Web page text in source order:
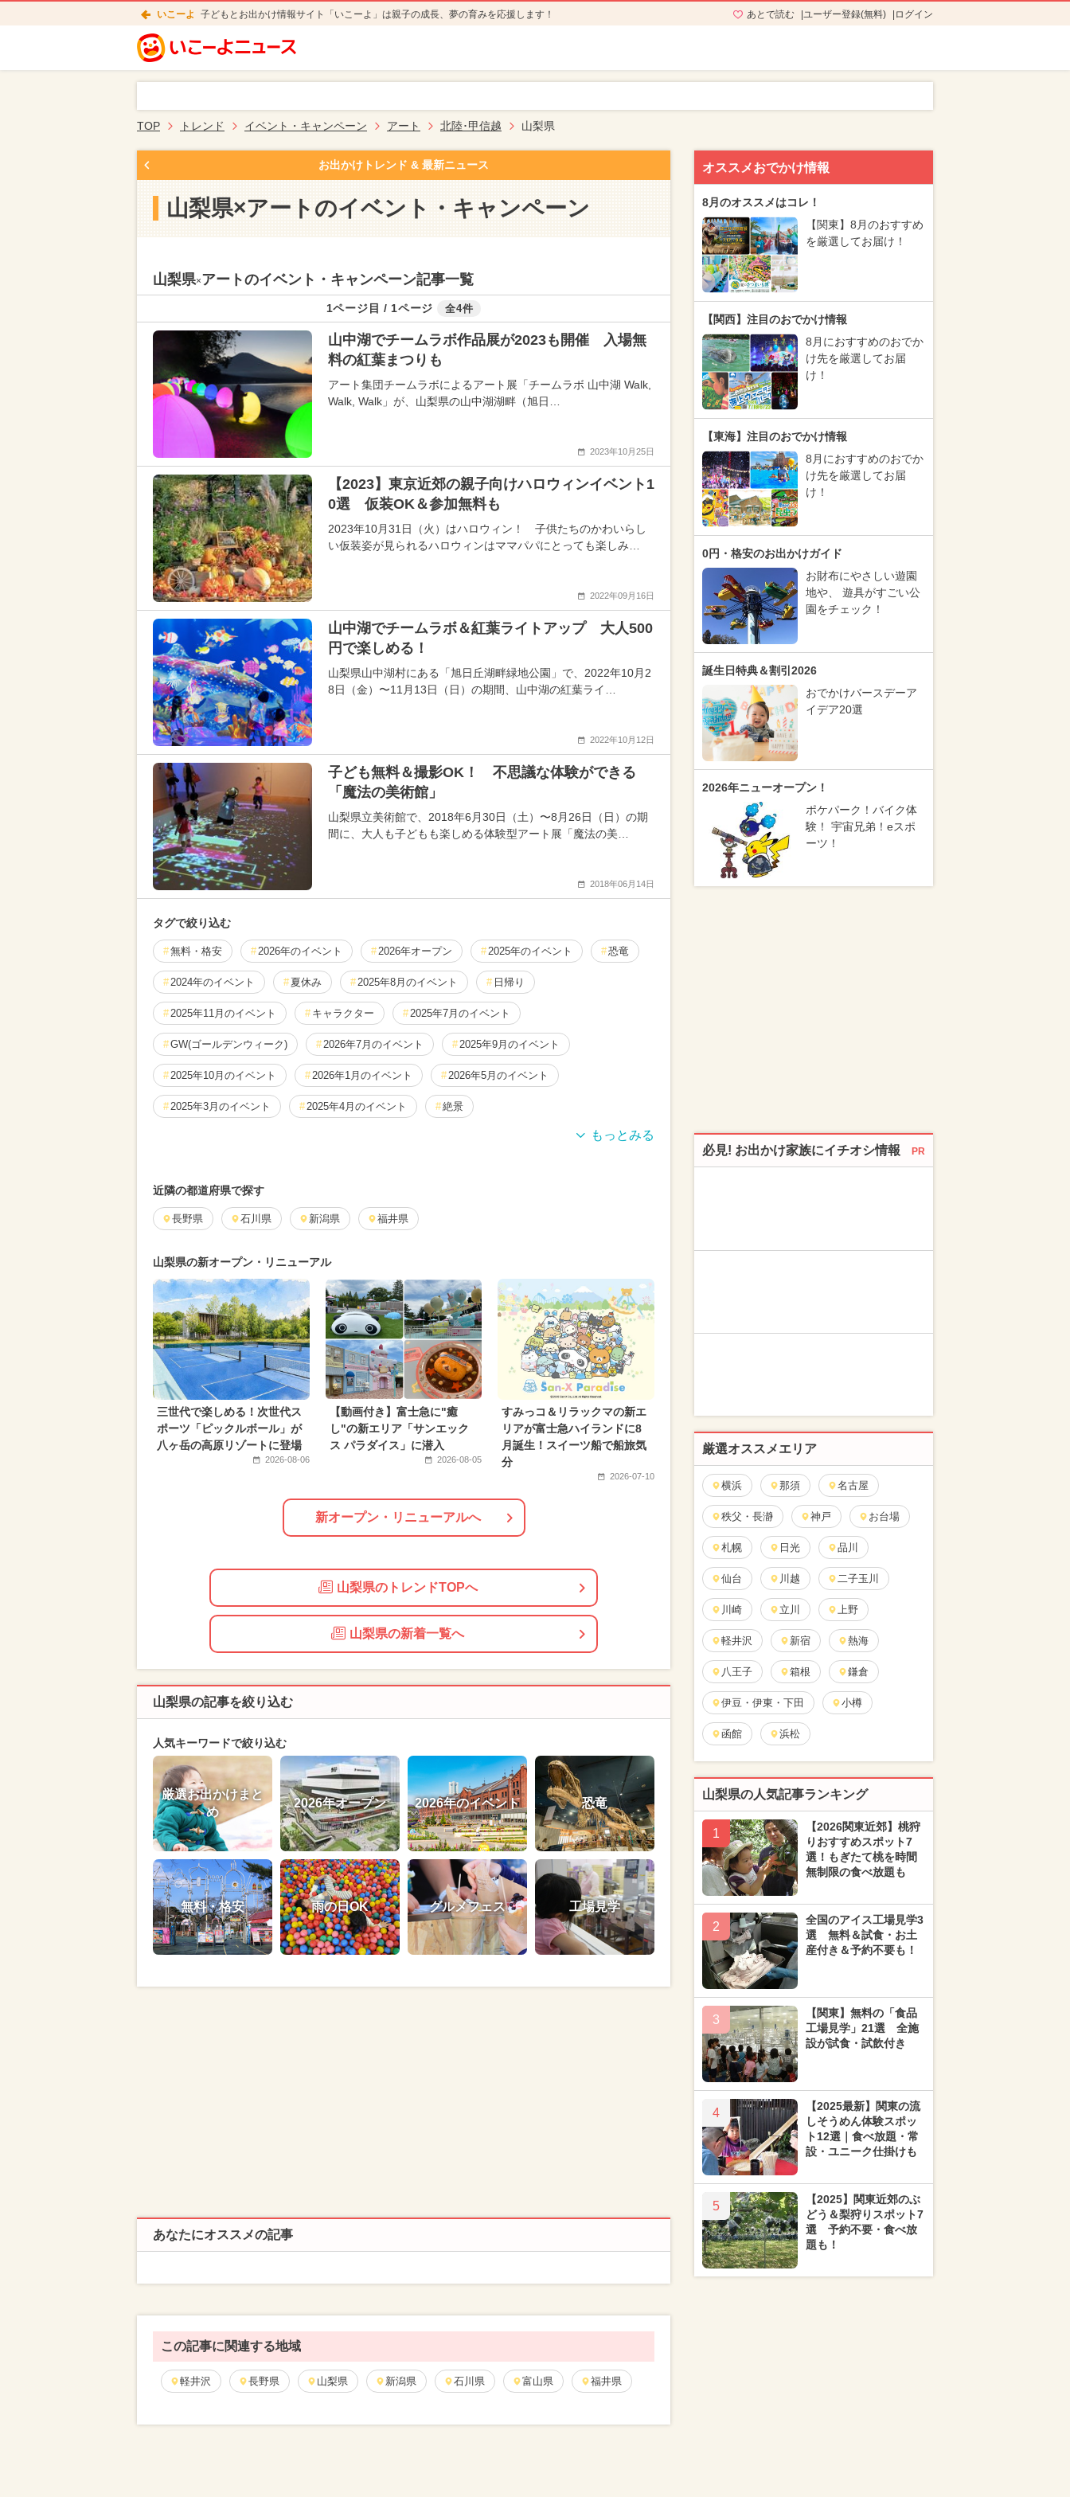
いこーよ 子どもとお出かけ情報サイト「いこーよ」は親子の成長、夢の育みを応援します！ あとで読む ユーザー登録(無料) ログイン
TOP トレンド イベント・キャンペーン アート 北陸･甲信越 山梨県
お出かけトレンド & 最新ニュース
山梨県×アートのイベント・キャンペーン
山梨県×アートのイベント・キャンペーン記事一覧
1ページ目 / 1ページ 全4件
山中湖でチームラボ作品展が2023も開催 入場無
料の紅葉まつりも
アート集団チームラボによるアート展「チームラボ 山中湖 Walk,
Walk, Walk」が、山梨県の山中湖湖畔（旭日…
2023年10月25日
【2023】東京近郊の親子向けハロウィンイベント1
0選 仮装OK＆参加無料も
2023年10月31日（火）はハロウィン！ 子供たちのかわいらし
い仮装姿が見られるハロウィンはママパパにとっても楽しみ…
2022年09月16日
山中湖でチームラボ＆紅葉ライトアップ 大人500
円で楽しめる！
山梨県山中湖村にある「旭日丘湖畔緑地公園」で、2022年10月2
8日（金）〜11月13日（日）の期間、山中湖の紅葉ライ…
2022年10月12日
子ども無料＆撮影OK！ 不思議な体験ができる
「魔法の美術館」
山梨県立美術館で、2018年6月30日（土）〜8月26日（日）の期
間に、大人も子どもも楽しめる体験型アート展「魔法の美…
2018年06月14日
タグで絞り込む
無料・格安 2026年のイベント 2026年オープン 2025年のイベント 恐竜
2024年のイベント 夏休み 2025年8月のイベント 日帰り
2025年11月のイベント キャラクター 2025年7月のイベント
GW(ゴールデンウィーク) 2026年7月のイベント 2025年9月のイベント
2025年10月のイベント 2026年1月のイベント 2026年5月のイベント
2025年3月のイベント 2025年4月のイベント 絶景
2025年12月のイベント
アウトドア 2024年4月のイベント 2024年5月のイベント
2024年11月のイベント 2026年4月のイベント 花火 グルメフェス
2024年3月のイベント 2024年9月のイベント 2026年2月のイベント
都民の日・県民の日・市民の日 冬休み スポーツ 2025年6月のイベント
2026年3月のイベント 夏休み（日帰り） アート クリスマス
2024年12月のイベント
近隣の都道府県で探す
長野県 石川県 新潟県 福井県
山梨県の新オープン・リニューアル
三世代で楽しめる！次世代ス
ポーツ「ピックルボール」が
八ヶ岳の高原リゾートに登場
2026-08-06
【動画付き】富士急に"癒
し"の新エリア「サンエック
ス パラダイス」に潜入
2026-08-05
すみっコ＆リラックマの新エ
リアが富士急ハイランドに8
月誕生！スイーツ船で船旅気
分
2026-07-10
新オープン・リニューアルへ
山梨県のトレンドTOPへ
山梨県の新着一覧へ
山梨県の記事を絞り込む
人気キーワードで絞り込む
厳選お出かけまと
め
2026年オープン 2026年のイベント 恐竜
無料・格安 雨の日OK グルメフェス 工場見学
あなたにオススメの記事
この記事に関連する地域
軽井沢 長野県 山梨県 新潟県 石川県 富山県 福井県
オススメおでかけ情報
8月のオススメはコレ！
【関東】8月のおすすめ
を厳選してお届け！
【関西】注目のおでかけ情報
8月におすすめのおでか
け先を厳選してお届
け！
【東海】注目のおでかけ情報
8月におすすめのおでか
け先を厳選してお届
け！
0円・格安のお出かけガイド
お財布にやさしい遊園
地や、 遊具がすごい公
園をチェック！
誕生日特典＆割引2026
おでかけバースデーア
イデア20選
2026年ニューオープン！
ポケパーク！バイク体
験！ 宇宙兄弟！eスポ
ーツ！
必見! お出かけ家族にイチオシ情報 PR
厳選オススメエリア
横浜 那須 名古屋
秩父・長瀞 神戸 お台場
札幌 日光 品川
仙台 川越 二子玉川
川崎 立川 上野
軽井沢 新宿 熱海
八王子 箱根 鎌倉
伊豆・伊東・下田 小樽
函館 浜松
山梨県の人気記事ランキング
1
【2026関東近郊】桃狩
りおすすめスポット7
選！もぎたて桃を時間
無制限の食べ放題も
2
全国のアイス工場見学3
選 無料＆試食・お土
産付き＆予約不要も！
3
【関東】無料の「食品
工場見学」21選 全施
設が試食・試飲付き
4
【2025最新】関東の流
しそうめん体験スポッ
ト12選｜食べ放題・常
設・ユニーク仕掛けも
5
【2025】関東近郊のぶ
どう＆梨狩りスポット7
選 予約不要・食べ放
題も！